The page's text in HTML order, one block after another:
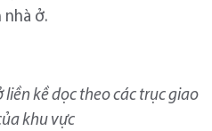
ở.
liền kề dọc theo các trục giao
khu vực